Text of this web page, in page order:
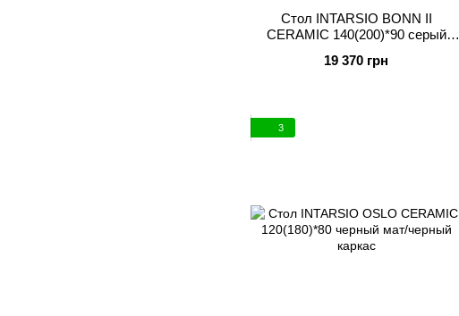
Стол INTARSIO BONN II
CERAMIC 140(200)*90 серый
19 370 грн
3